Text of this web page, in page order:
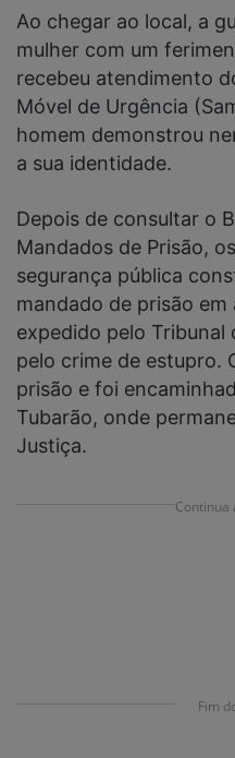
Ao chegar ao local, a
mulher com um
recebeu atendimento
Móvel de Urgência
homem demonstrou
a sua identidade.
Depois de consultar o
Mandados de Prisão,
segurança pública
mandado de prisão
expedido pelo Tribunal
pelo crime de estupro.
prisão e foi
Tubarão, onde
Justiça.
Continua
Fim